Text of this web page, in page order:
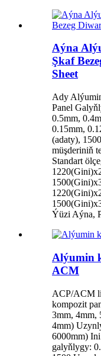
Aýna
Şkaf
Sheet
Ady
Panel
0.5mm,
0.15mm,
(adaty),
müşderiniň
Standart
Ýüzi Aýna,
Alýumin
ACM
ACP/ACM
kompozit
3mm, 4mm,
4mm)
6000mm)
galyňlygy: